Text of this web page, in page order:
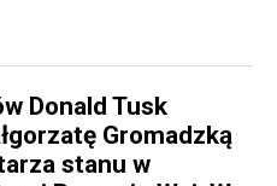
Donald Tusk
Gromadzką
stanu w